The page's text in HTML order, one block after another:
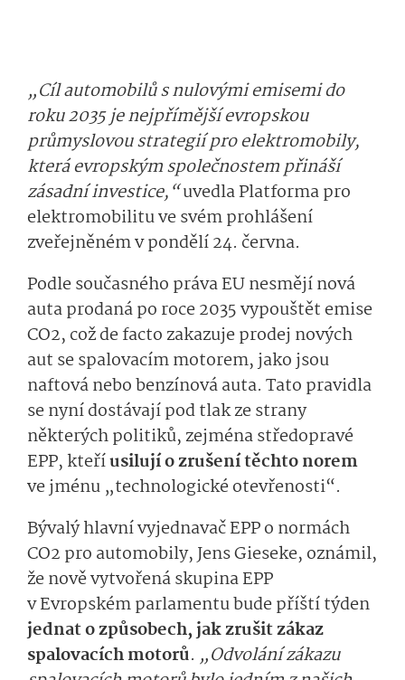
„Cíl automobilů s nulovými emisemi do
roku 2035 je nejpřímější evropskou
průmyslovou strategií pro elektromobily,
která evropským společnostem přináší
zásadní investice,“uvedla Platforma pro
elektromobilitu ve svém prohlášení
zveřejněném v pondělí 24. června.
Podle současného práva EU nesmějí nová
auta prodaná po roce 2035 vypouštět emise
CO2, což de facto zakazuje prodej nových
aut se spalovacím motorem, jako jsou
naftová nebo benzínová auta. Tato pravidla
se nyní dostávají pod tlak ze strany
některých politiků, zejména středopravé
EPP, kteříusilují o zrušení těchto norem
ve jménu „technologické otevřenosti“.
Bývalý hlavní vyjednavač EPP o normách
CO2 pro automobily, Jens Gieseke, oznámil,
že nově vytvořená skupina EPP
v Evropském parlamentu bude příští týden
jednat o způsobech, jak zrušit zákaz
spalovacích motorů. „Odvolání zákazu